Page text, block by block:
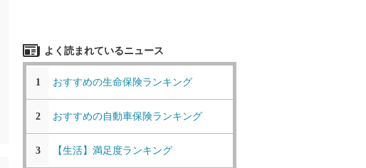
よく読まれているニュース
1 おすすめの生命保険ランキング
2 おすすめの自動車保険ランキング
3 【生活】満足度ランキング